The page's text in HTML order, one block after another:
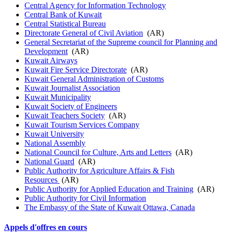
Central Agency for Information Technology
Central Bank of Kuwait
Central Statistical Bureau
Directorate General of Civil Aviation (AR)
General Secretariat of the Supreme council for Planning and
Development (AR)
Kuwait Airways
Kuwait Fire Service Directorate (AR)
Kuwait General Administration of Customs
Kuwait Journalist Association
Kuwait Municipality
Kuwait Society of Engineers
Kuwait Teachers Society (AR)
Kuwait Tourism Services Company
Kuwait University
National Assembly
National Council for Culture, Arts and Letters (AR)
National Guard (AR)
Public Authority for Agriculture Affairs & Fish
Resources (AR)
Public Authority for Applied Education and Training (AR)
Public Authority for Civil Information
The Embassy of the State of Kuwait Ottawa, Canada
Appels d'offres en cours